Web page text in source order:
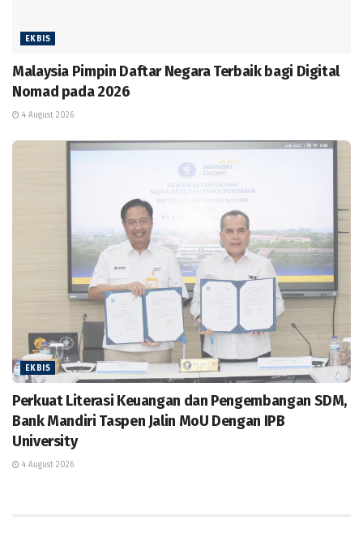
EKBIS
Malaysia Pimpin Daftar Negara Terbaik bagi Digital
Nomad pada 2026
4 August 2026
EKBIS
Perkuat Literasi Keuangan dan Pengembangan SDM,
Bank Mandiri Taspen Jalin MoU Dengan IPB
University
4 August 2026